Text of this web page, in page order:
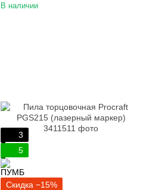
В наличии
3
5
Скидка −15%